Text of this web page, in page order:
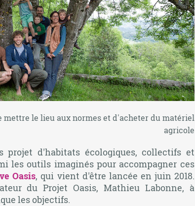
mettre le lieu aux normes et d'acheter du matériel
agricole
projet d'habitats écologiques, collectifs et
les outils imaginés pour accompagner ces
Oasis, qui vient d'être lancée en juin 2018.
du Projet Oasis, Mathieu Labonne, à
les objectifs.